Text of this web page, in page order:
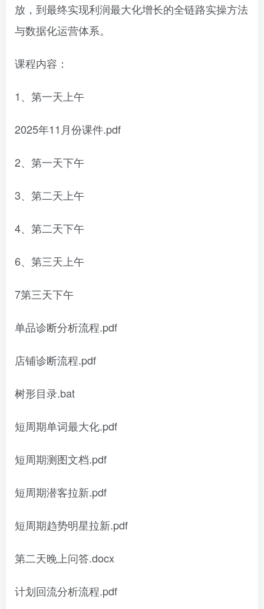
放，到最终实现利润最大化增长的全链路实操方法
与数据化运营体系。
课程内容：
1、第一天上午
2025年11月份课件.pdf
2、第一天下午
3、第二天上午
4、第二天下午
6、第三天上午
7第三天下午
单品诊断分析流程.pdf
店铺诊断流程.pdf
树形目录.bat
短周期单词最大化.pdf
短周期测图文档.pdf
短周期潜客拉新.pdf
短周期趋势明星拉新.pdf
第二天晚上问答.docx
计划回流分析流程.pdf